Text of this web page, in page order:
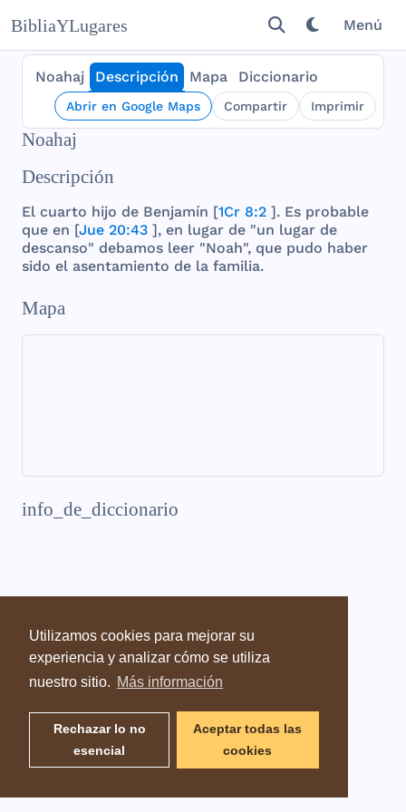
Utilizamos cookies para mejorar su
experiencia y analizar cómo se utiliza
nuestro sitio. Más información
Rechazar lo no
esencial
Aceptar todas las
cookies
BibliaYLugares Menú
Noahaj Descripción Mapa Diccionario
Abrir en Google Maps Compartir Imprimir
Noahaj
Descripción
El cuarto hijo de Benjamín [1Cr 8:2 ]. Es probable
que en [Jue 20:43 ], en lugar de "un lugar de
descanso" debamos leer "Noah", que pudo haber
sido el asentamiento de la familia.
Mapa
info_de_diccionario